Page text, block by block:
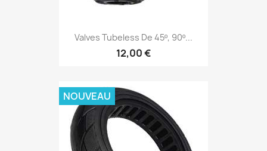
Valves Tubeless De 45º, 90º...
12,00 €
NOUVEAU